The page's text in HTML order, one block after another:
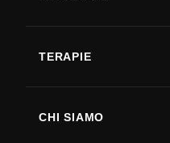
Malattia di Parkinson
TERAPIE
CHI SIAMO